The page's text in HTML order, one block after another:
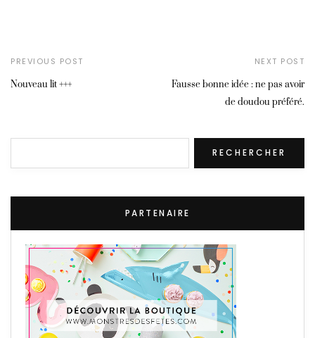
PREVIOUS POST
Nouveau lit +++
NEXT POST
Fausse bonne idée : ne pas avoir
de doudou préféré.
RECHERCHER
PARTENAIRE